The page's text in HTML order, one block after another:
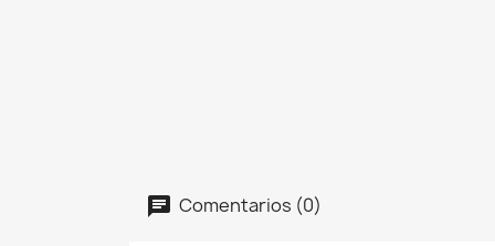
Comentarios (0)